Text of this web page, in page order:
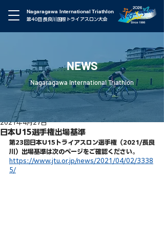
Nagaragawa International Triathlon
第40回 長良川国際トライアスロン大会
日本U15選手権出場基準
2021年4月27日
第23回日本U15トライアスロン選手権（2021/長良
川）出場基準は次のページをご確認ください。
https://www.jtu.or.jp/news/2021/04/02/3338
5/
NEWS
Nagaragawa International Triathlon